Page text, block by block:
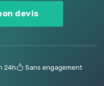
devis
24h Sans engagement